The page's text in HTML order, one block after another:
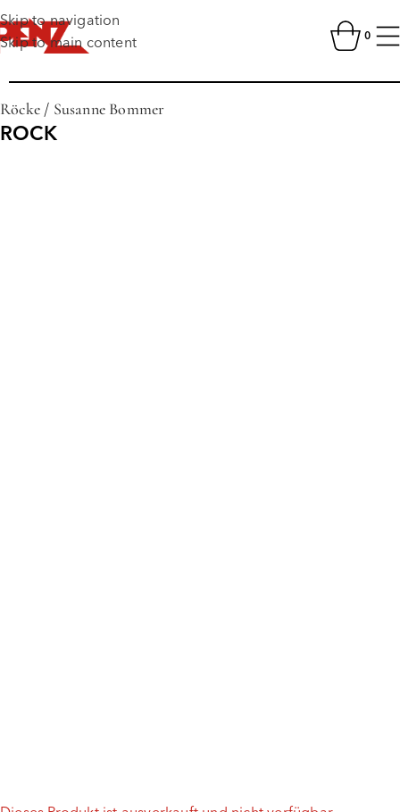
Skip to navigation
Skip to main content
0
Röcke / Susanne Bommer
ROCK